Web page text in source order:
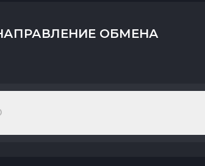
ОБМЕНА